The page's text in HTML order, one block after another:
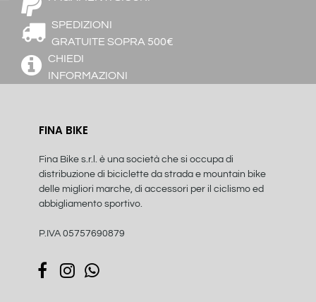
SPEDIZIONI
GRATUITE SOPRA 500€
CHIEDI
INFORMAZIONI
FINA BIKE
Fina Bike s.r.l. è una società che si occupa di
distribuzione di biciclette da strada e mountain bike
delle migliori marche, di accessori per il ciclismo ed
abbigliamento sportivo.
P.IVA 05757690879